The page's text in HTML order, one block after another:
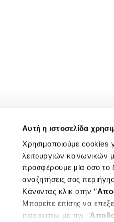
Αυτή η ιστοσελίδα
Χρησιμοποιούμε cookies
λειτουργιών κοινωνικών
προσφέρουμε μία όσο το
αναζητήσεις σας
Κάνοντας κλικ στην ‘’
Μπορείτε επίσης να
παρακάτω με την ‘’